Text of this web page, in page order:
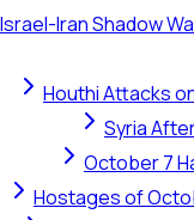
Israel-Iran Shadow
Houthi Attacks
Syria
October 7
Hostages of